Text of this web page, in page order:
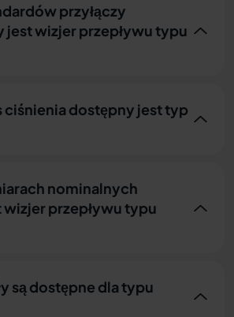
przyłączy
jest wizjer przepływu typu
ciśnienia dostępny jest typ
nominalnych
przepływu typu
są dostępne dla typu